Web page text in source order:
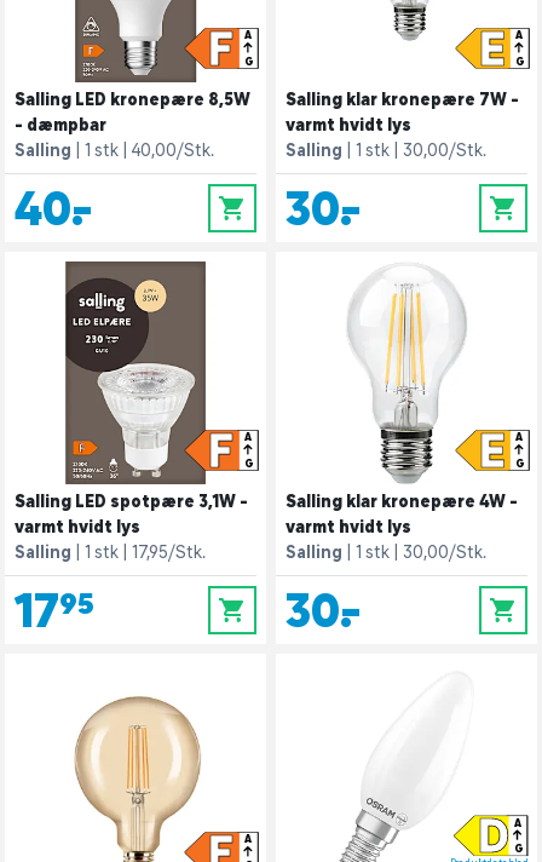
A
G
F
Salling LED kronepære 8,5W
- dæmpbar
Salling
1 stk 40,00/Stk.
40,- 0
A
G
E
Salling klar kronepære 7W -
varmt hvidt lys
Salling
1 stk 30,00/Stk.
30,- 0
A
G
F
Salling LED spotpære 3,1W -
varmt hvidt lys
Salling
1 stk 17,95/Stk.
17,95 0
A
G
E
Salling klar kronepære 4W -
varmt hvidt lys
Salling
1 stk 30,00/Stk.
30,- 0
A
A
G
D